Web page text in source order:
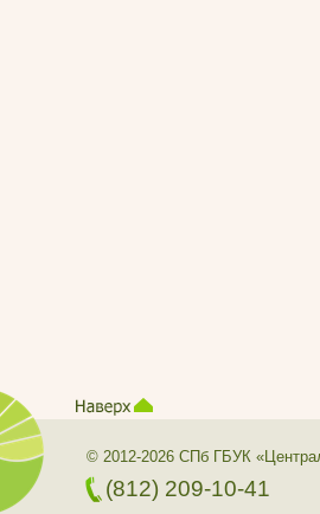
© 2012-2026 СПб ГБУК
(812) 209-10-41